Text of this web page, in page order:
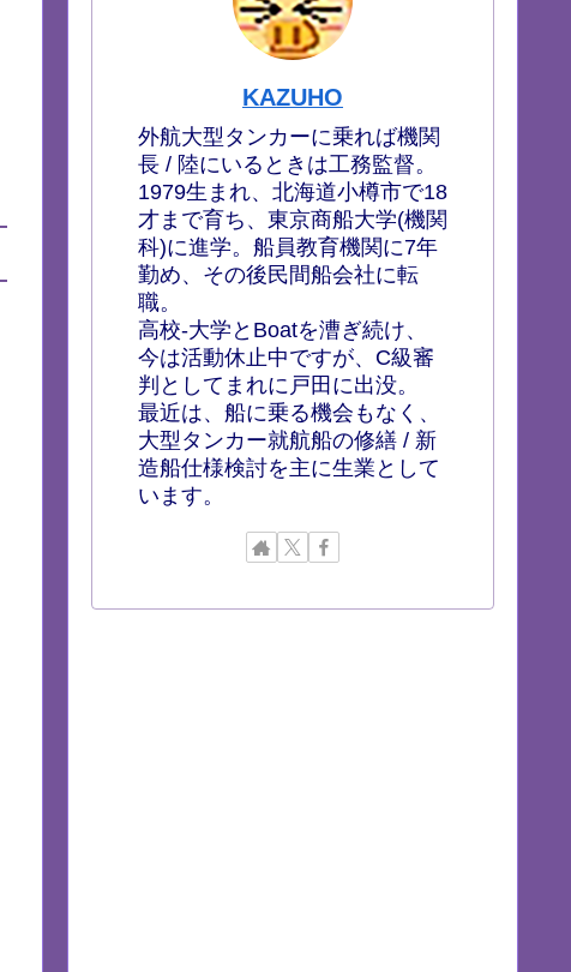
KAZUHO
外航大型タンカーに乗れば機関
長 / 陸にいるときは工務監督。
1979生まれ、北海道小樽市で18
才まで育ち、東京商船大学(機関
科)に進学。船員教育機関に7年
勤め、その後民間船会社に転
職。
高校-大学とBoatを漕ぎ続け、
今は活動休止中ですが、C級審
判としてまれに戸田に出没。
最近は、船に乗る機会もなく、
大型タンカー就航船の修繕 / 新
造船仕様検討を主に生業として
います。